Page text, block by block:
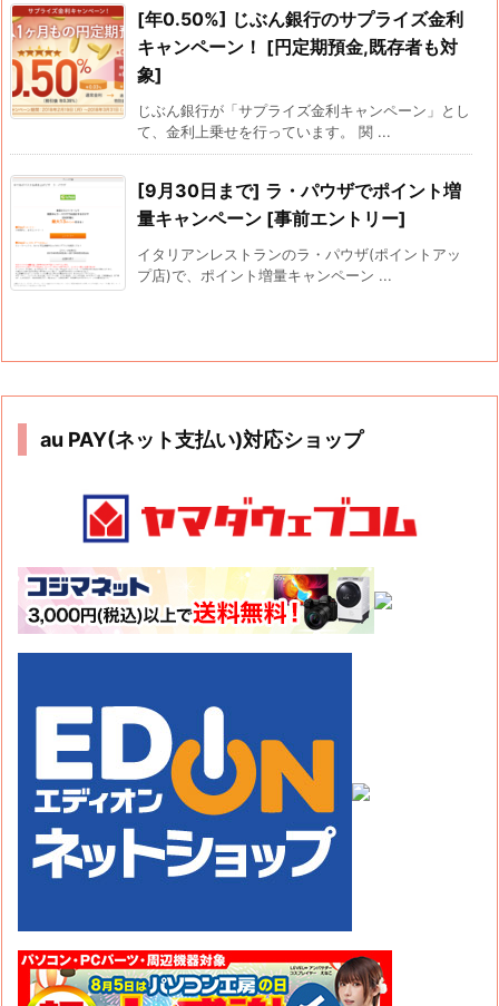
[年0.50%] じぶん銀行のサプライズ金利
キャンペーン！ [円定期預金,既存者も対
象]
じぶん銀行が「サプライズ金利キャンペーン」とし
て、金利上乗せを行っています。 関 ...
[9月30日まで] ラ・パウザでポイント増
量キャンペーン [事前エントリー]
イタリアンレストランのラ・パウザ(ポイントアッ
プ店)で、ポイント増量キャンペーン ...
au PAY(ネット支払い)対応ショップ